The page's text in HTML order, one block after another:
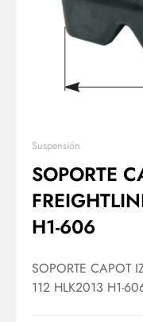
Suspensión
SOPORTE
H1-606
SOPORTE CAPOT
112 HLK2013 H1-